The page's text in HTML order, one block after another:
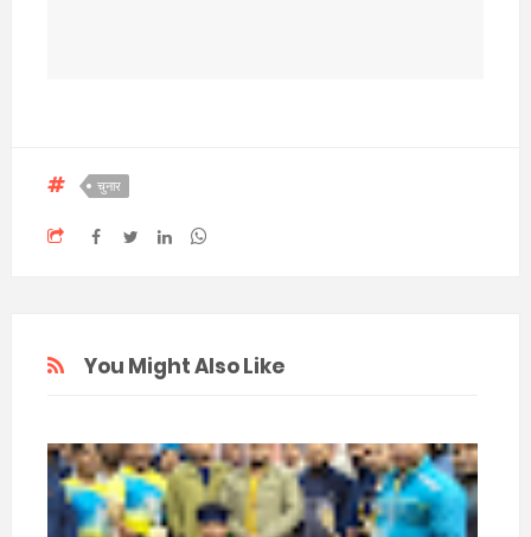
चुनार
You Might Also Like